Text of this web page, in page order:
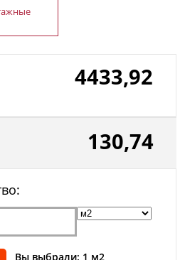
4433,92
130,74
Вы выбрали: 1 м2